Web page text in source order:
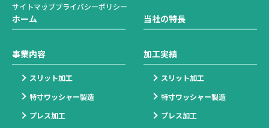
サイトマッププライバシーポリシー
ホーム 当社の特長
事業内容
スリット加工
特寸ワッシャー製造
プレス加工
加工実績
スリット加工
特寸ワッシャー製造
プレス加工